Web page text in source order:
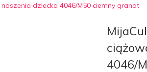
dziecka 4046/M50 ciemny granat
4046/